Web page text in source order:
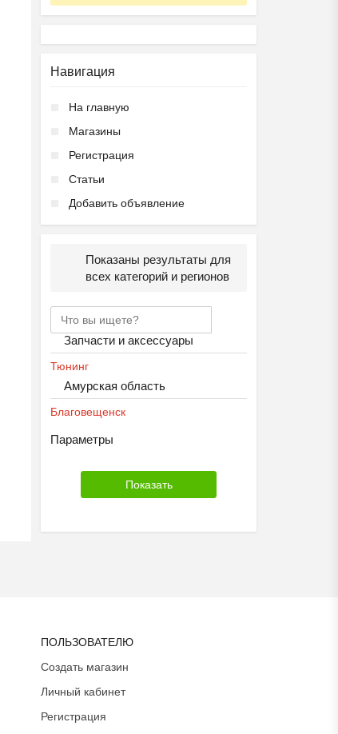
Навигация
На главную
Магазины
Регистрация
Статьи
Добавить объявление
Показаны результаты для
всех категорий и регионов
Запчасти и аксессуары
Тюнинг
Амурская область
Благовещенск
Параметры
ПОЛЬЗОВАТЕЛЮ
Создать магазин
Личный кабинет
Регистрация